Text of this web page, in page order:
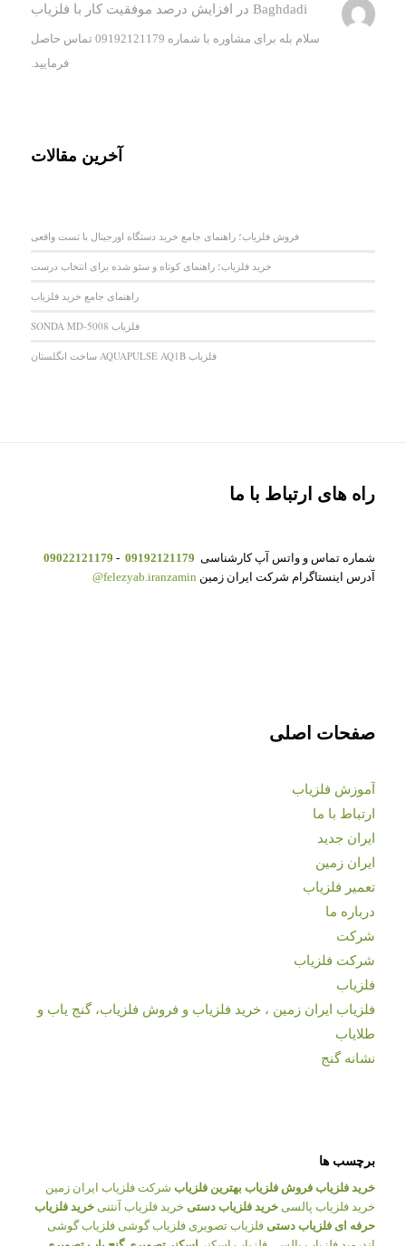
Baghdadi در افزایش درصد موفقیت کار با فلزیاب
سلام بله برای مشاوره با شماره 09192121179 تماس حاصل
فرمایید.
آخرین مقالات
فروش فلزیاب؛ راهنمای جامع خرید دستگاه اورجینال با تست واقعی
خرید فلزیاب؛ راهنمای کوتاه و سئو شده برای انتخاب درست
راهنمای جامع خرید فلزیاب
فلزیاب SONDA MD-5008
فلزیاب AQUAPULSE AQ1B ساخت انگلستان
راه های ارتباط با ما
شماره تماس و واتس آپ کارشناسی 09192121179
-
09022121179
آدرس اینستاگرام شرکت ایران زمین felezyab.iranzamin@
صفحات اصلی
آموزش فلزیاب
ارتباط با ما
ایران جدید
ایران زمین
تعمیر فلزیاب
درباره ما
شرکت
شرکت فلزیاب
فلزیاب
فلزیاب ایران زمین ، خرید فلزیاب و فروش فلزیاب، گنج یاب و
طلایاب
نشانه گنج
برچسب ها
خرید فلزیاب فروش فلزیاب بهترین فلزیاب شرکت فلزیاب ایران زمین
خرید فلزیاب پالسی خرید فلزیاب دستی خرید فلزیاب آنتنی خرید فلزیاب
حرفه ای فلزیاب دستی فلزیاب تصویری فلزیاب گوشی فلزیاب گوشی